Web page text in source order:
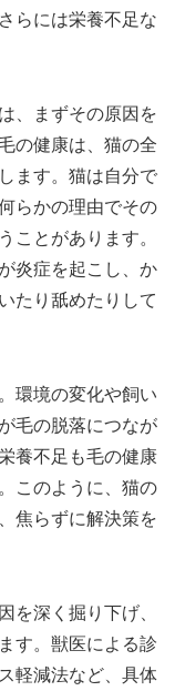
らには栄養不足な
、まずその原因を
の健康は、猫の全
ます。猫は自分で
らかの理由でその
ことがあります。
炎症を起こし、か
たり舐めたりして
環境の変化や飼い
毛の脱落につなが
養不足も毛の健康
このように、猫の
焦らずに解決策を
を深く掘り下げ、
す。獣医による診
軽減法など、具体